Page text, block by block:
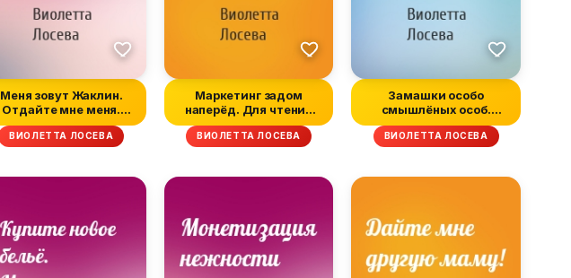
Меня зовут Жаклин.
Отдайте мне меня.
Повести и рас...
ВИОЛЕТТА ЛОСЕВА
Маркетинг задом
наперёд. Для чтения
в жаркий летни...
ВИОЛЕТТА ЛОСЕВА
Замашки особо
смышлёных особ.
Сборник романов и по...
ВИОЛЕТТА ЛОСЕВА